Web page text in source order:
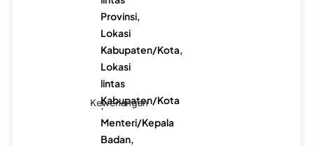
Provinsi,
Lokasi
Kabupaten/Kota,
Lokasi
lintas
Kabupaten/Kota
Kewenangan
:
Menteri/Kepala
Badan,